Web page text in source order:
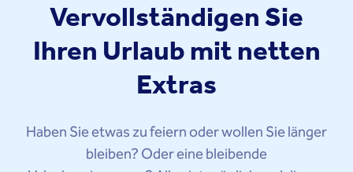
Vervollständigen Sie
Ihren Urlaub mit netten
Extras
Haben Sie etwas zu feiern oder wollen Sie länger
bleiben? Oder eine bleibende